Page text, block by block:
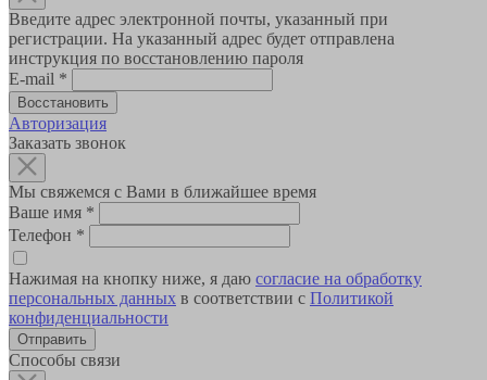
Введите адрес электронной почты, указанный при
регистрации. На указанный адрес будет отправлена
инструкция по восстановлению пароля
E-mail *
Авторизация
Заказать звонок
Мы свяжемся с Вами в ближайшее время
Ваше имя *
Телефон *
Нажимая на кнопку ниже, я даю согласие на обработку
персональных данных в соответствии с Политикой
конфиденциальности
Способы связи